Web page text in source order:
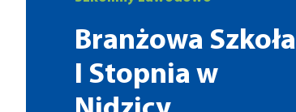
Branżowa Szkoła
I Stopnia w